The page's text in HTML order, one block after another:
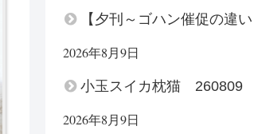
【夕刊～ゴハン催促の違い
2026年8月9日
小玉スイカ枕猫 260809
2026年8月9日